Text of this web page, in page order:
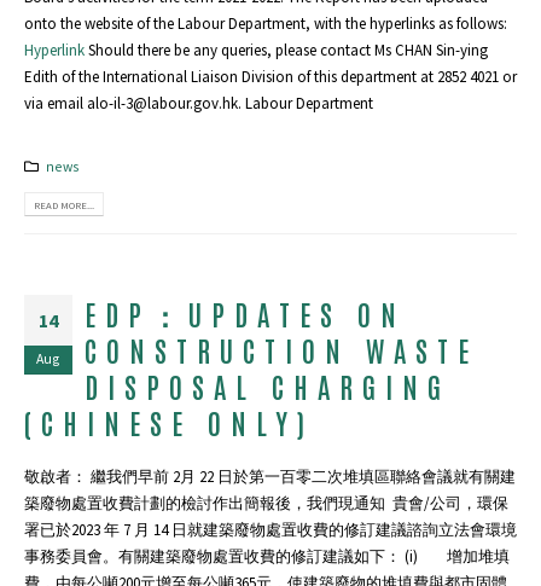
onto the website of the Labour Department, with the hyperlinks as follows:
HyperlinkShould there be any queries, please contact Ms CHAN Sin-ying
Edith of the International Liaison Division of this department at 2852 4021 or
via email alo-il-3@labour.gov.hk. Labour Department
news
READ MORE...
14
Aug
EDP：UPDATES ON
CONSTRUCTION WASTE
DISPOSAL CHARGING
(CHINESE ONLY)
敬啟者： 繼我們早前 2月 22 日於第一百零二次堆填區聯絡會議就有關建
築廢物處置收費計劃的檢討作出簡報後，我們現通知 貴會/公司，環保
署已於2023 年 7 月 14 日就建築廢物處置收費的修訂建議諮詢立法會環境
事務委員會。有關建築廢物處置收費的修訂建議如下： (i) 增加堆填